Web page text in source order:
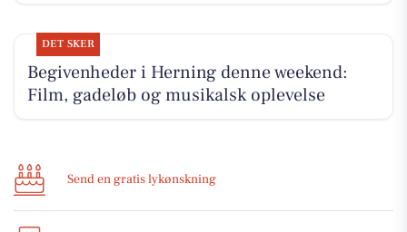
DET SKER
Begivenheder i Herning denne weekend:
Film, gadeløb og musikalsk oplevelse
Send en gratis lykønskning